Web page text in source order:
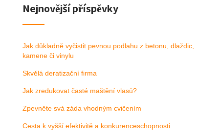
Nejnovější příspěvky
Jak důkladně vyčistit pevnou podlahu z betonu, dlaždic,
kamene či vinylu
Skvělá deratizační firma
Jak zredukovat časté maštění vlasů?
Zpevněte svá záda vhodným cvičením
Cesta k vyšší efektivitě a konkurenceschopnosti